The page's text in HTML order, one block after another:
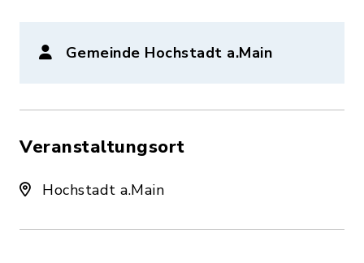
Gemeinde Hochstadt a.Main
Veranstaltungsort
Hochstadt a.Main